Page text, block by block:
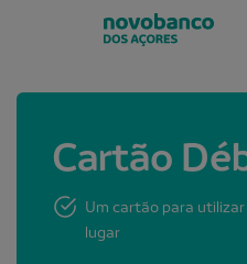
Cartão
Um cartão para
lugar